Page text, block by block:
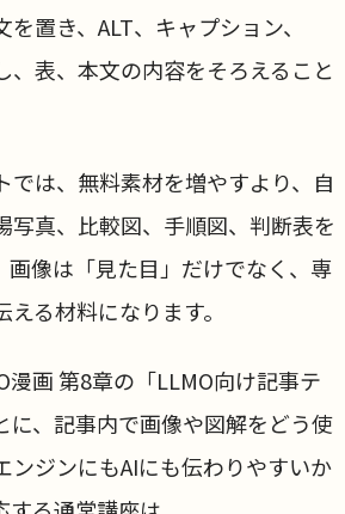
置き、ALT、キャプション、
、表、本文の内容をそろえること
では、無料素材を増やすより、自
写真、比較図、手順図、判断表を
画像は「見た目」だけでなく、専
る材料になります。
漫画 第8章の「LLMO向け記事テ
に、記事内で画像や図解をどう使
ンジンにもAIにも伝わりやすいか